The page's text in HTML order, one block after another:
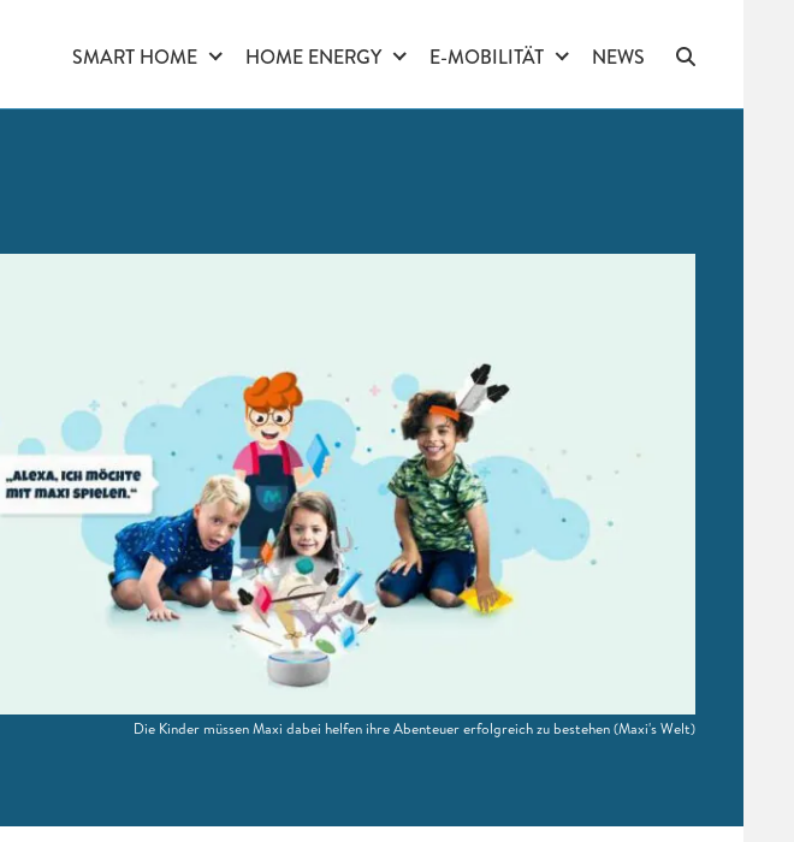
SMART HOME HOME ENERGY E-MOBILITÄT NEWS
Die Kinder müssen Maxi dabei helfen ihre Abenteuer erfolgreich zu bestehen(Maxi's Welt)